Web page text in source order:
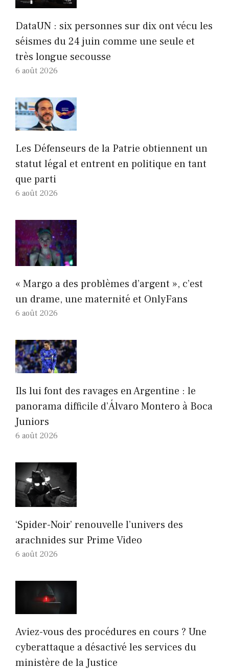
DataUN : six personnes sur dix ont vécu les
séismes du 24 juin comme une seule et
très longue secousse
6 août 2026
Les Défenseurs de la Patrie obtiennent un
statut légal et entrent en politique en tant
que parti
6 août 2026
« Margo a des problèmes d’argent », c’est
un drame, une maternité et OnlyFans
6 août 2026
Ils lui font des ravages en Argentine : le
panorama difficile d’Álvaro Montero à Boca
Juniors
6 août 2026
‘Spider-Noir’ renouvelle l’univers des
arachnides sur Prime Video
6 août 2026
Aviez-vous des procédures en cours ? Une
cyberattaque a désactivé les services du
ministère de la Justice